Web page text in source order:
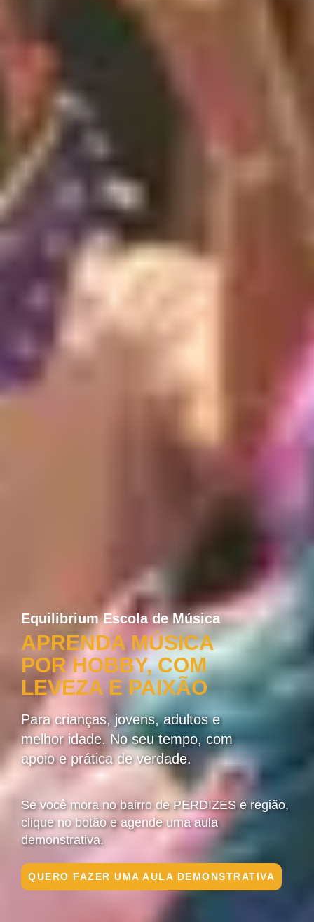
Equilibrium Escola de Música
APRENDA MÚSICA
POR HOBBY, COM
LEVEZA E PAIXÃO
Para crianças, jovens, adultos e
melhor idade. No seu tempo, com
apoio e prática de verdade.
Se você mora no bairro de PERDIZES e região,
clique no botão e agende uma aula
demonstrativa.
QUERO FAZER UMA AULA DEMONSTRATIVA